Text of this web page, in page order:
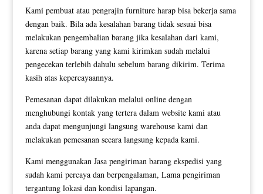
Kami pembuat atau pengrajin furniture harap bisa bekerja sama
dengan baik. Bila ada kesalahan barang tidak sesuai bisa
melakukan pengembalian barang jika kesalahan dari kami,
karena setiap barang yang kami kirimkan sudah melalui
pengecekan terlebih dahulu sebelum barang dikirim. Terima
kasih atas kepercayaannya.
Pemesanan dapat dilakukan melalui online dengan
menghubungi kontak yang tertera dalam website kami atau
anda dapat mengunjungi langsung warehouse kami dan
melakukan pemesanan secara langsung kepada kami.
Kami menggunakan Jasa pengiriman barang ekspedisi yang
sudah kami percaya dan berpengalaman, Lama pengiriman
tergantung lokasi dan kondisi lapangan.